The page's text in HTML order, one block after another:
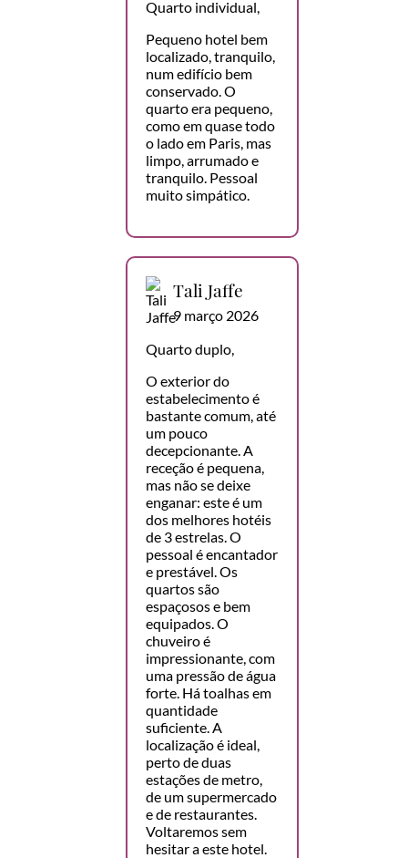
Quarto individual,
Pequeno hotel bem
localizado, tranquilo,
num edifício bem
conservado. O
quarto era pequeno,
como em quase todo
o lado em Paris, mas
limpo, arrumado e
tranquilo. Pessoal
muito simpático.
Tali Jaffe
9 março 2026
Quarto duplo,
O exterior do
estabelecimento é
bastante comum, até
um pouco
decepcionante. A
receção é pequena,
mas não se deixe
enganar: este é um
dos melhores hotéis
de 3 estrelas. O
pessoal é encantador
e prestável. Os
quartos são
espaçosos e bem
equipados. O
chuveiro é
impressionante, com
uma pressão de água
forte. Há toalhas em
quantidade
suficiente. A
localização é ideal,
perto de duas
estações de metro,
de um supermercado
e de restaurantes.
Voltaremos sem
hesitar a este hotel.